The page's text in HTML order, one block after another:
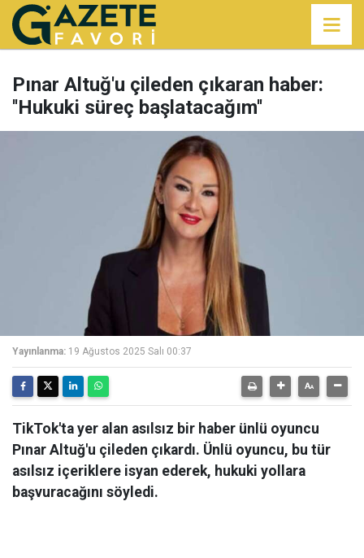
Pınar Altuğ'u çileden çıkaran haber:
''Hukuki süreç başlatacağım''
Yayınlanma: 19 Ağustos 2025 Salı 00:37
TikTok'ta yer alan asılsız bir haber ünlü oyuncu
Pınar Altuğ'u çileden çıkardı. Ünlü oyuncu, bu tür
asılsız içeriklere isyan ederek, hukuki yollara
başvuracağını söyledi.